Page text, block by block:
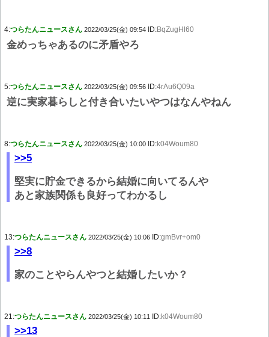
4:つらたんニュースさん 2022/03/25(金) 09:54 ID:BqZugHl60
金めっちゃあるのに矛盾やろ
5:つらたんニュースさん 2022/03/25(金) 09:56 ID:4rAu6Q09a
逆に実家暮らしと付き合いたいやつはなんやねん
8:つらたんニュースさん 2022/03/25(金) 10:00 ID:k04Woum80
>>5
堅実に貯金できるから結婚に向いてるんや
あと家族関係も良好ってわかるし
13:つらたんニュースさん 2022/03/25(金) 10:06 ID:gmBvr+om0
>>8
家のことやらんやつと結婚したいか？
21:つらたんニュースさん 2022/03/25(金) 10:11 ID:k04Woum80
>>13